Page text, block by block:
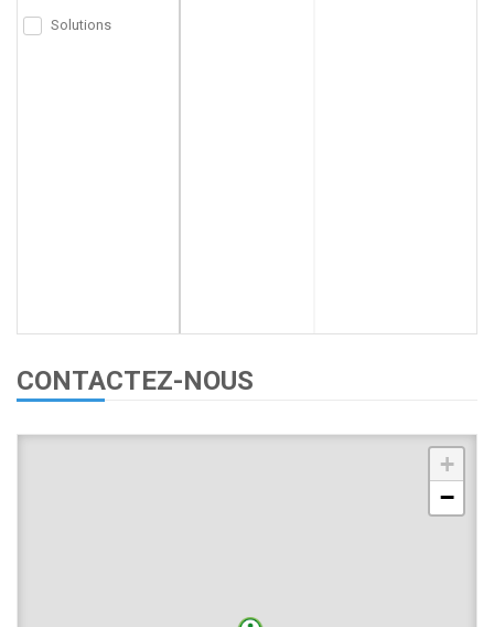
Solutions
CONTACTEZ-NOUS
+
−